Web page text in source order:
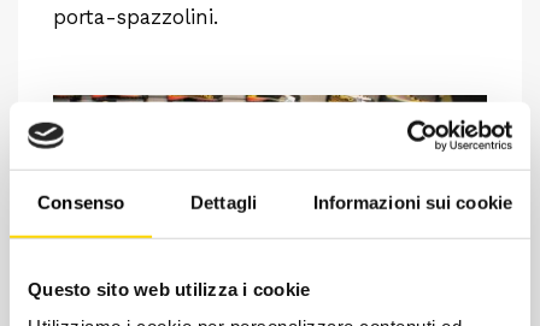
Consenso Dettagli Informazioni sui cookie
Questo sito web utilizza i cookie
porta-spazzolini.